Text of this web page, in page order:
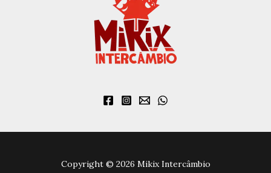
Copyright © 2026 Mikix Intercâmbio